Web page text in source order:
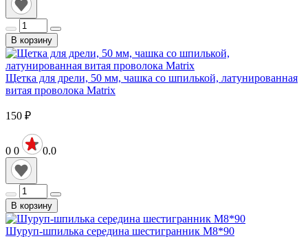
В корзину
Щетка для дрели, 50 мм, чашка со шпилькой, латунированная
витая проволока Matrix
150 ₽
0 0 0.0
В корзину
Шуруп-шпилька середина шестигранник М8*90